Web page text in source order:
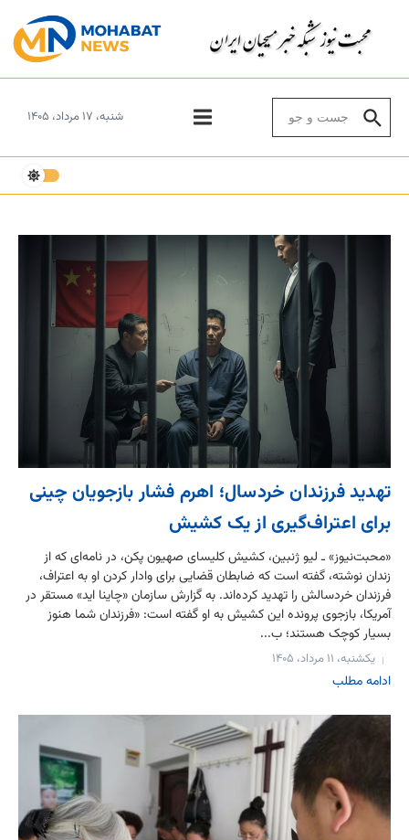
شنبه، ۱۷ مرداد، ۱۴۰۵
تهدید فرزندان خردسال؛ اهرم فشار بازجویان چینی
برای اعتراف‌گیری از یک کشیش
«محبت‌نیوز» ـ لیو ژنبین، کشیش کلیسای صهیون پکن، در نامه‌ای که از
زندان نوشته، گفته است که ضابطان قضایی برای وادار کردن او به اعتراف،
فرزندان خردسالش را تهدید کرده‌اند. به گزارش سازمان «چاینا اید» مستقر در
آمریکا، بازجوی پرونده‌ این کشیش به او گفته است: «فرزندان شما هنوز
بسیار کوچک هستند؛ ب...
یکشنبه، ۱۱ مرداد، ۱۴۰۵
ادامه مطلب